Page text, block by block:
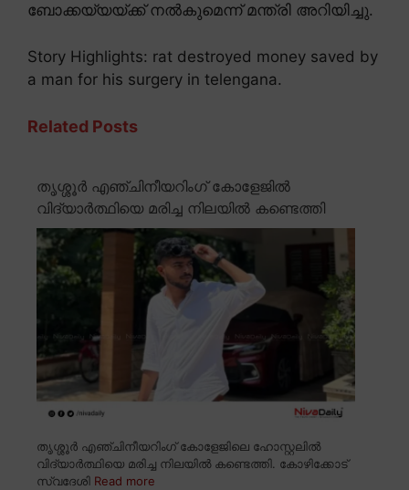
ബോക്കയ്യയ്ക്ക് നൽകുമെന്ന് മന്ത്രി അറിയിച്ചു.
Story Highlights: rat destroyed money saved by
a man for his surgery in telengana.
Related Posts
തൃശ്ശൂർ എഞ്ചിനീയറിംഗ് കോളേജിൽ
വിദ്യാർത്ഥിയെ മരിച്ച നിലയിൽ കണ്ടെത്തി
തൃശ്ശൂർ എഞ്ചിനീയറിംഗ് കോളേജിലെ ഹോസ്റ്റലിൽ
വിദ്യാർത്ഥിയെ മരിച്ച നിലയിൽ കണ്ടെത്തി. കോഴിക്കോട്
സ്വദേശി Read more